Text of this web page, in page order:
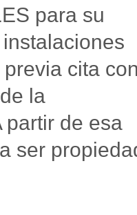
para su
cita
la
partir de esa
ser